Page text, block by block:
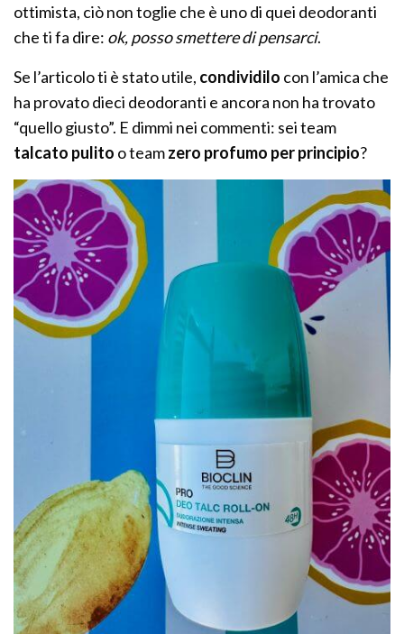
ottimista, ciò non toglie che è uno di quei deodoranti
che ti fa dire: ok, posso smettere di pensarci.
Se l’articolo ti è stato utile, condividilo con l’amica che
ha provato dieci deodoranti e ancora non ha trovato
“quello giusto”. E dimmi nei commenti: sei team
talcato pulito o teamzero profumo per principio?